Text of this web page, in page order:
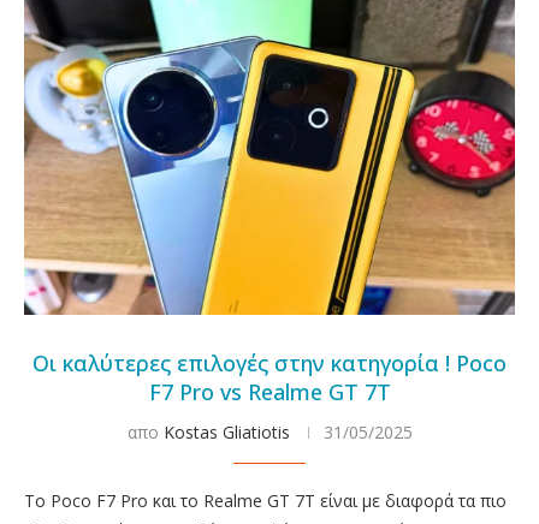
Οι καλύτερες επιλογές στην κατηγορία ! Poco
F7 Pro vs Realme GT 7T
απο Kostas Gliatiotis 31/05/2025
To Poco F7 Pro και το Realme GT 7T είναι με διαφορά τα πιο